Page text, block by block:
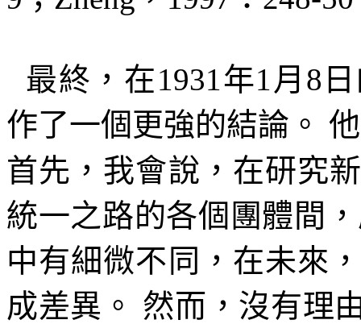
最終，在1931年1 月 8
作了一個更強的結論。
首先，我會說，在研究
統一之路的各個團體間
中有細微不同，在未來
成差異。 然而，沒有理